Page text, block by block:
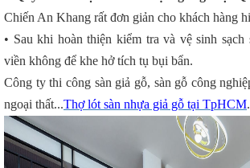
Chiến An Khang rất đơn giản cho khách hàng
• Sau khi hoàn thiện kiểm tra và vệ sinh sạch
viền không để khe hở tích tụ bụi bẩn.
Công ty thi công sàn giả gỗ, sàn gỗ công
ngoại thất...Thợ lót sàn nhựa giả gỗ tại TpHCM.